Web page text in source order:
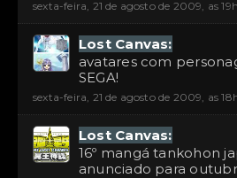
sexta-feira, 21 de agosto de 2009, as
Lost Canvas:
avatares com
SEGA!
sexta-feira, 21 de agosto de 2009, as
Lost Canvas:
16º mangá tankohon
anunciado para